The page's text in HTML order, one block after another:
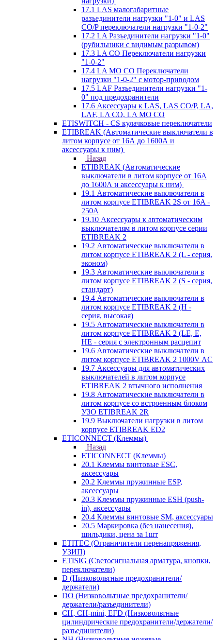
17.1 LAS малогабаритные
разъединители нагрузки "1-0" и LAS
CO/P переключатели нагрузки "1-0-2"
17.2 LA Разъединители нагрузки "1-0"
(рубильники с видимым разрывом)
17.3 LA CO Переключатели нагрузки
"1-0-2"
17.4 LA MO CO Переключатели
нагрузки "1-0-2" с мотор-приводом
17.5 LAF Разъединители нагрузки "1-
0" под предохранители
17.6 Аксессуары к LAS, LAS CO/P, LA,
LAF, LA CO, LA MO CO
ETISWITCH - CS кулачковые переключатели
ETIBREAK (Автоматические выключатели в
литом корпусе от 16А до 1600А и
аксессуары к ним)
Назад
ETIBREAK (Автоматические
выключатели в литом корпусе от 16А
до 1600А и аксессуары к ним)
19.1 Автоматические выключатели в
литом корпусе ETIBREAK 2S от 16A -
250A
19.10 Аксессуары к автоматическим
выключателям в литом корпусе серии
ETIBREAK 2
19.2 Автоматические выключатели в
литом корпусе ETIBREAK 2 (L - серия,
эконом)
19.3 Автоматические выключатели в
литом корпусе ETIBREAK 2 (S - серия,
стандарт)
19.4 Автоматические выключатели в
литом корпусе ETIBREAK 2 (H -
серия, высокая)
19.5 Автоматические выключатели в
литом корпусе ETIBREAK 2 (LE, E,
HE - серия с электронным расцепит
19.6 Автоматические выключатели в
литом корпусе ETIBREAK 2 1000V AC
19.7 Аксессуары для автоматических
выключателей в литом корпусе
ETIBREAK 2 втычного исполнения
19.8 Автоматические выключатели в
литом корпусе со встроенным блоком
УЗО ETIBREAK 2R
19.9 Выключатели нагрузки в литом
корпусе ETIBREAK ED2
ETICONNECT (Клеммы)
Назад
ETICONNECT (Клеммы)
20.1 Клеммы винтовые ESC,
аксессуары
20.2 Клеммы пружинные ESP,
аксессуары
20.3 Клеммы пружинные ESH (push-
in), аксессуары
20.4 Клеммы винтовые SM, аксессуары
20.5 Маркировка (без нанесения),
шильдики, цена за 1шт
ETITEC (Ограничители перенапряжения,
УЗИП)
ETISIG (Светосигнальная арматура, кнопки,
переключатели)
D (Низковольтные предохранители/
держатели)
DO (Низковольтные предохранители/
держатели/разъединители)
CH, CH-mini, EFD (Низковольтные
цилиндрические предохранители/держатели/
разъединители)